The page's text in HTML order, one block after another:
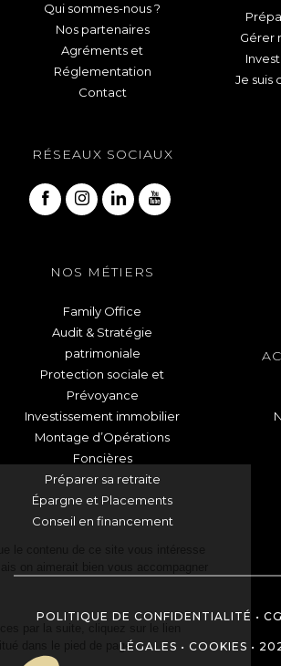
Salut c'est nous...
les Cookies !
'Préférences de cookies' situé dans le pied de
Qui sommes-nous ?
Nos partenaires
Agréments et
Réglementation
Contact
RÉSEAUX SOCIAUX
Gérer
Je suis
NOS MÉTIERS
Family Office
Audit & Stratégie
patrimoniale
Protection sociale et
Prévoyance
Investissement immobilier
Montage d’Opérations
Foncières
Préparer sa retraite
Épargne et Placements
Conseil en financement
POLITIQUE DE CONFIDENTIALITÉ •
LÉGALES • COOKIES •